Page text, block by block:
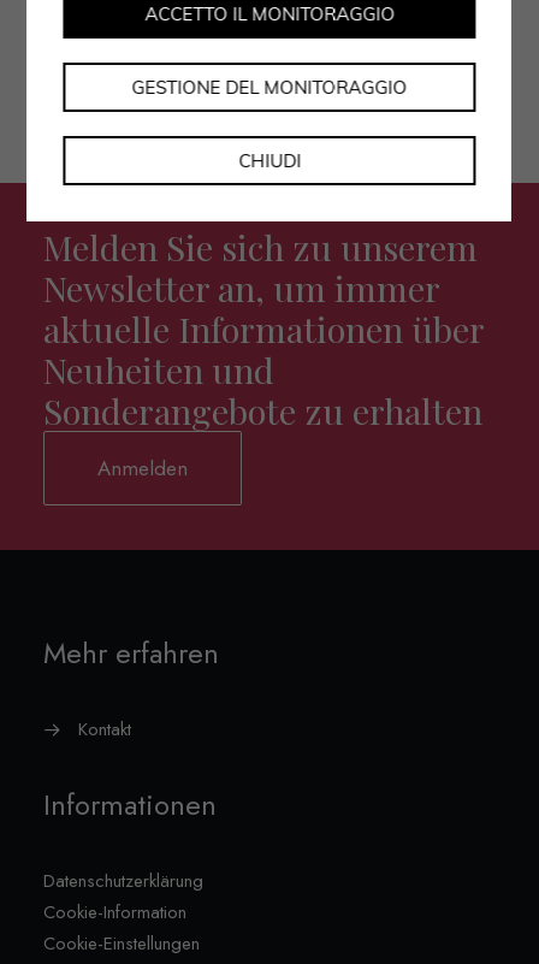
Melden Sie sich zu unserem
Newsletter an, um immer
aktuelle Informationen über
Neuheiten und
Sonderangebote zu erhalten
Anmelden
Mehr erfahren
Kontakt
Informationen
Datenschutzerklärung
Cookie-Information
Cookie-Einstellungen
CHIUDI
GESTIONE DEL MONITORAGGIO
ACCETTO IL MONITORAGGIO